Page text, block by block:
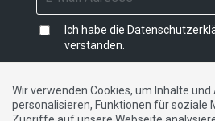
Ich habe die
verstanden.
Impressum|
Wir verwenden Cookies, um Inhalte
personalisieren, Funktionen für soziale